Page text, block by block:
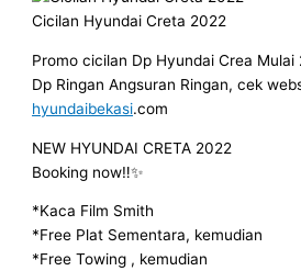
Cicilan Hyundai Creta 2022
Promo cicilan Dp Hyundai Crea
Dp Ringan Angsuran Ringan, cek
hyundaibekasi.com
NEW HYUNDAI CRETA 2022
Booking now‼️✨
*Kaca Film Smith
*Free Plat Sementara, kemudian
*Free Towing , kemudian